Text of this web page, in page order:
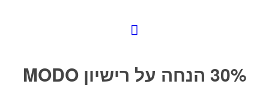
30% הנחה על רישיון MODO